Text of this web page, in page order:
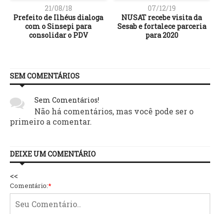
21/08/18
Prefeito de Ilhéus dialoga
com o Sinsepi para
consolidar o PDV
07/12/19
NUSAT recebe visita da
Sesab e fortalece parceria
para 2020
SEM COMENTÁRIOS
Sem Comentários!
Não há comentários, mas você pode ser o
primeiro a comentar.
DEIXE UM COMENTÁRIO
<<
Comentário:*